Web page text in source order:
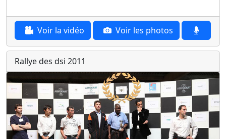
Voir la vidéo Voir les photos
Rallye des dsi 2011